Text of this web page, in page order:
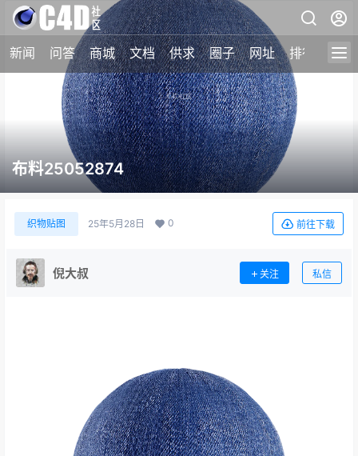
新闻 问答 商城 文档 供求 圈子 网址 排行榜
布料25052874
织物贴图 25年5月28日 0 前往下载
倪大叔 关注 私信